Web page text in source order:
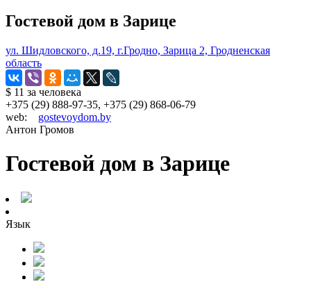
Гостевой дом в Зарице
ул. Шидловского, д.19, г.Гродно, Зарица 2, Гродненская
область
$ 11 за человека
+375 (29) 888-97-35, +375 (29) 868-06-79
web: gostevoydom.by
Антон Громов
Гостевой дом в Зарице
Язык